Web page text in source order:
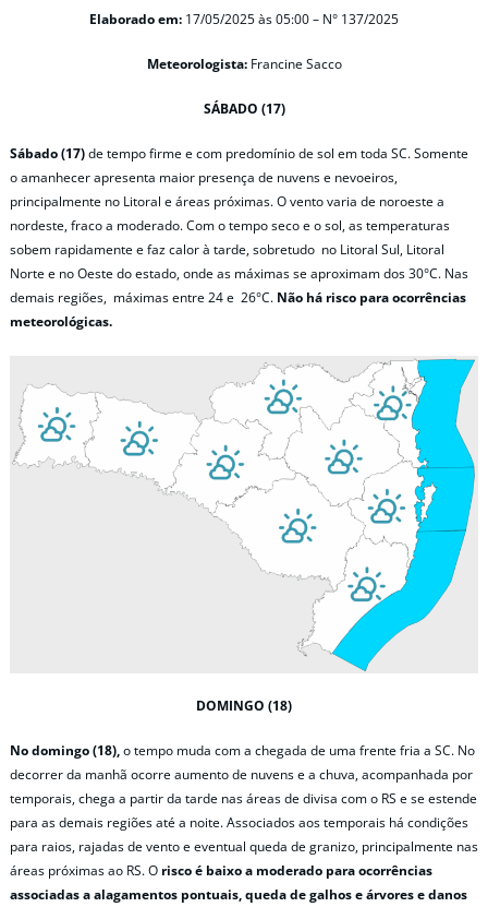
Elaborado em: 17/05/2025 às 05:00 – N° 137/2025
Meteorologista: Francine Sacco
SÁBADO (17)
Sábado (17)de tempo firme e com predomínio de sol em toda SC. Somente
o amanhecer apresenta maior presença de nuvens e nevoeiros,
principalmente no Litoral e áreas próximas. O vento varia de noroeste a
nordeste, fraco a moderado. Com o tempo seco e o sol, as temperaturas
sobem rapidamente e faz calor à tarde, sobretudo no Litoral Sul, Litoral
Norte e no Oeste do estado, onde as máximas se aproximam dos 30°C. Nas
demais regiões, máximas entre 24 e 26°C. Não há risco para ocorrências
meteorológicas.
DOMINGO (18)
No domingo (18),o tempo muda com a chegada de uma frente fria a SC. No
decorrer da manhã ocorre aumento de nuvens e a chuva, acompanhada por
temporais, chega a partir da tarde nas áreas de divisa com o RS e se estende
para as demais regiões até a noite. Associados aos temporais há condições
para raios, rajadas de vento e eventual queda de granizo, principalmente nas
áreas próximas ao RS. O risco é baixo a moderado para ocorrências
associadas a alagamentos pontuais, queda de galhos e árvores e danos